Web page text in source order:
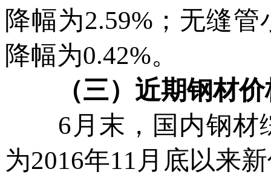
降幅为2.59%；无缝
降幅为0.42%。
（三）近期钢材价
6月末，国内钢材综
为2016年11月底以来